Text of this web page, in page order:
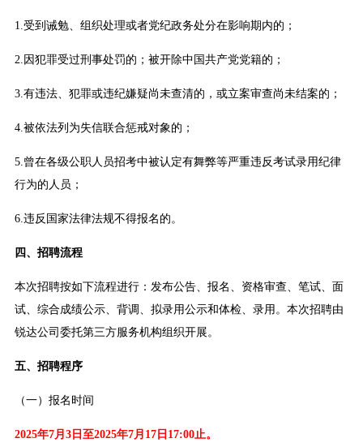
1.受到诫勉、组织处理或者党纪政务处分在影响期内的；
2.因犯罪受过刑事处罚的；被开除中国共产党党籍的；
3.有违法、犯罪或违纪嫌疑尚未查清的，或立案审查尚未结案的；
4.被依法列为失信联合惩戒对象的；
5.曾在各级公职人员招考中被认定有舞弊等严重违反考试录用纪律
行为的人员；
6.违反国家法律法规不得报名的。
四、招聘流程
本次招聘按如下流程进行：发布公告、报名、资格审查、笔试、面
试、综合成绩公示、背调、拟录用公示和体检、录用。本次招聘由
锐达公司委托第三方服务机构组织开展。
五、招聘程序
（一）报名时间
2025年7月3日至2025年7月17日17:00止。